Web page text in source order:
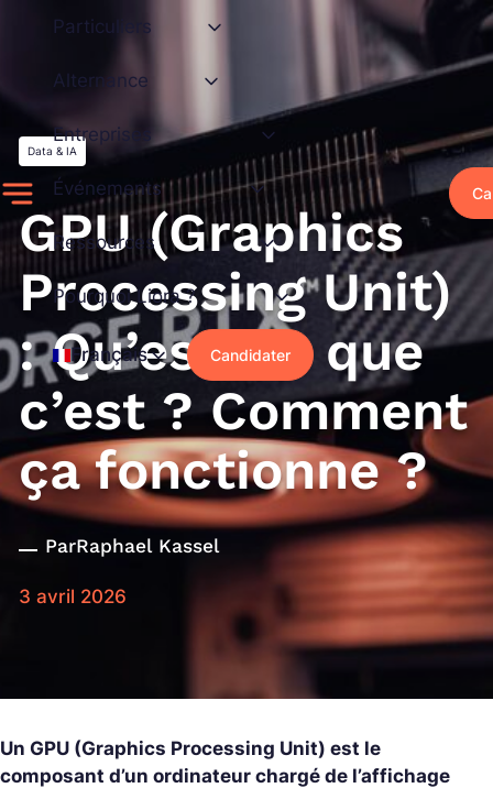
Particuliers
Alternance
Entreprises
Événements
Ressources
Pourquoi Liora ?
Français Candidater
Data & IA
GPU (Graphics
Processing Unit)
: Qu’est-ce que
c’est ? Comment
ça fonctionne ?
ParRaphael Kassel
3 avril 2026
Un GPU (Graphics Processing Unit) est le
composant d’un ordinateur chargé de l’affichage